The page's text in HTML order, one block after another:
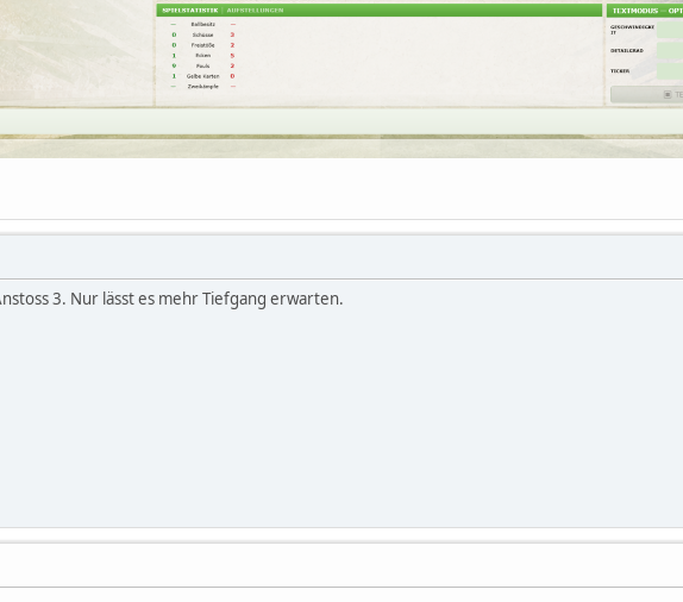
3. Nur lässt es mehr Tiefgang erwarten.